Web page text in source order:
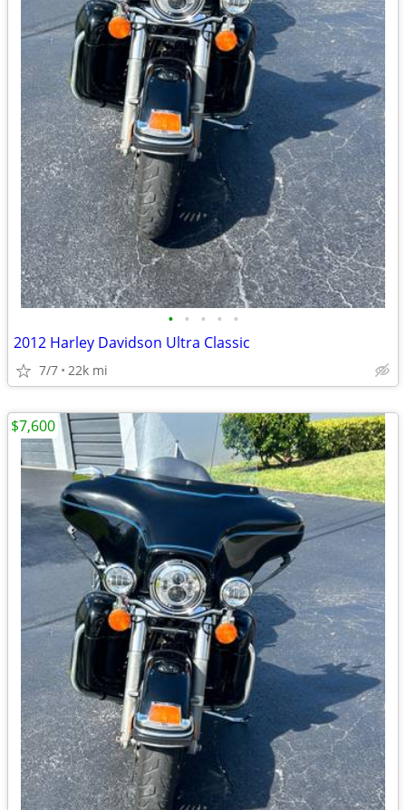
• • • • •
2012 Harley Davidson Ultra Classic
7/7 22k mi
$7,600